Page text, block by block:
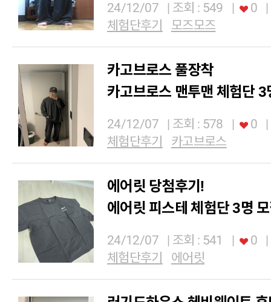
24/12/07 | 조회 : 549 | 0
체험단후기
모즈모즈
카고브로스 풀장착
카고브로스 맨투맨 체험단 3
24/12/07 | 조회 : 578 | 0
체험단후기
카고브로스
에어릿 당첨후기!
에어릿 피스테 체험단 3명
24/12/07 | 조회 : 541 | 0
체험단후기
에어릿